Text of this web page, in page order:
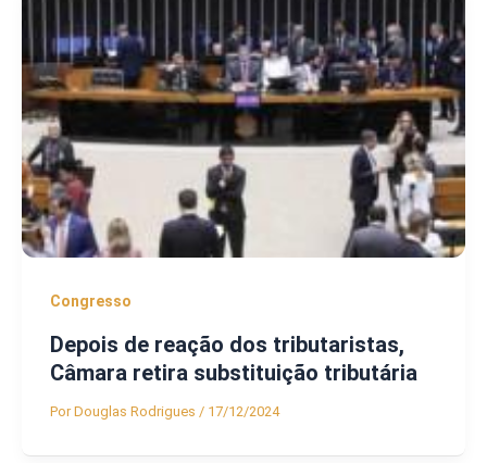
Congresso
Depois de reação dos tributaristas,
Câmara retira substituição tributária
PorDouglas Rodrigues / 17/12/2024